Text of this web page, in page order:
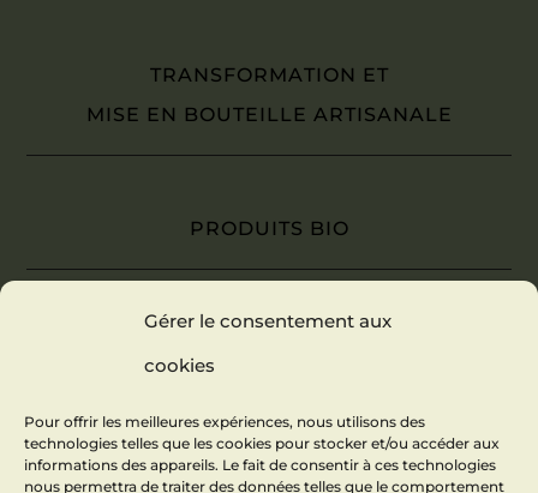
Gérer le consentement aux
cookies
Pour offrir les meilleures expériences, nous utilisons des
technologies telles que les cookies pour stocker et/ou accéder aux
informations des appareils. Le fait de consentir à ces technologies
nous permettra de traiter des données telles que le comportement
TRANSFORMATION ET
MISE EN BOUTEILLE ARTISANALE
PRODUITS BIO